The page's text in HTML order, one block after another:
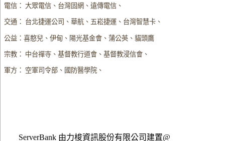
電信： 大眾電信、台灣固網、遠傳電信、
交通： 台北捷運公司、華航、五崧捷運、台灣智慧卡、
公益：喜憨兒、伊甸、陽光基金會、蒲公英、貓頭鷹
宗教： 中台禪寺、基督教行道會、基督教浸信會、
軍方： 空軍司令部、國防醫學院、
ServerBank 由力梭資訊股份有限公司建置@